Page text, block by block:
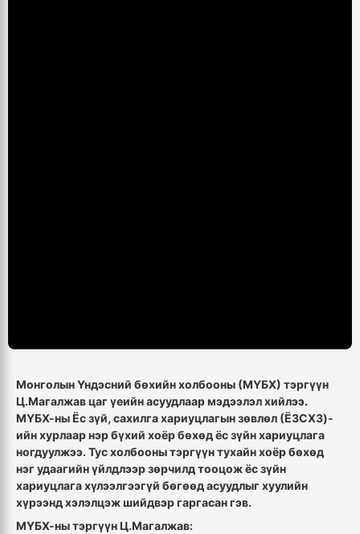
Монголын Үндэсний бөхийн холбооны (МҮБХ) тэргүүн
Ц.Магалжав цаг үеийн асуудлаар мэдээлэл хийлээ.
МҮБХ-ны Ёс зүй, сахилга хариуцлагын зөвлөл (ЁЗСХЗ)-
ийн хурлаар нэр бүхий хоёр бөхөд ёс зүйн хариуцлага
ногдуулжээ. Тус холбооны тэргүүн тухайн хоёр бөхөд
нэг удаагийн үйлдлээр зөрчилд тооцож ёс зүйн
хариуцлага хүлээлгээгүй бөгөөд асуудлыг хуулийн
хүрээнд хэлэлцэж шийдвэр гаргасан гэв.
МҮБХ-ны тэргүүн Ц.Магалжав: